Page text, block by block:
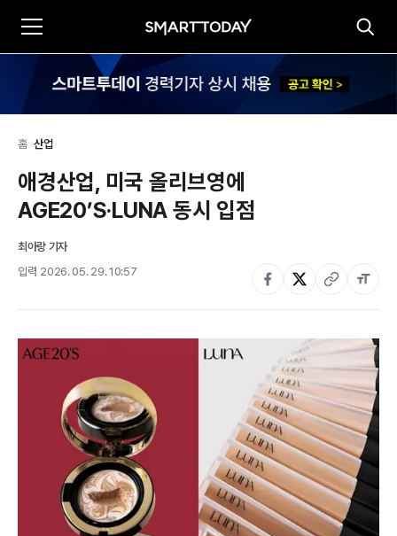
홈>산업
애경산업, 미국 올리브영에
AGE20’S·LUNA 동시 입점
최아랑 기자
입력 2026. 05. 29. 10:57